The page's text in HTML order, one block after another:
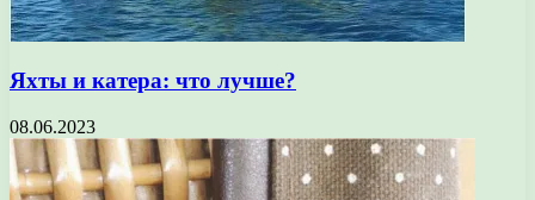
Яхты и катера: что лучше?
08.06.2023